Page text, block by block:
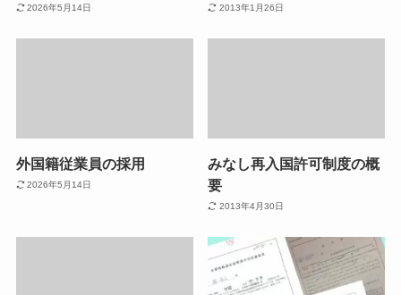
2026年5月14日 2013年1月26日
外国籍従業員の採用
2026年5月14日
みなし再入国許可制度の概
要
2013年4月30日